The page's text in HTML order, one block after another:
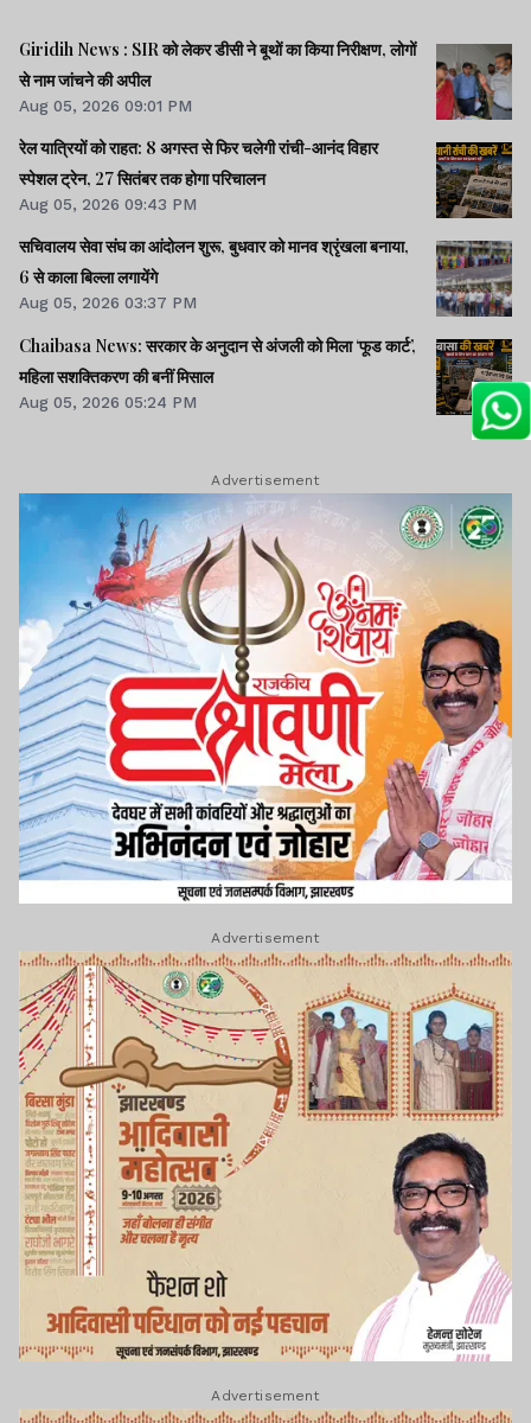
Giridih News : SIR को लेकर डीसी ने बूथों का किया निरीक्षण, लोगों
से नाम जांचने की अपील
Aug 05, 2026 09:01 PM
रेल यात्रियों को राहत: 8 अगस्त से फिर चलेगी रांची-आनंद विहार
स्पेशल ट्रेन, 27 सितंबर तक होगा परिचालन
Aug 05, 2026 09:43 PM
सचिवालय सेवा संघ का आंदोलन शुरू, बुधवार को मानव श्रृंखला बनाया,
6 से काला बिल्ला लगायेंगे
Aug 05, 2026 03:37 PM
Chaibasa News: सरकार के अनुदान से अंजली को मिला ‘फूड कार्ट’,
महिला सशक्तिकरण की बनीं मिसाल
Aug 05, 2026 05:24 PM
Advertisement
Advertisement
Advertisement